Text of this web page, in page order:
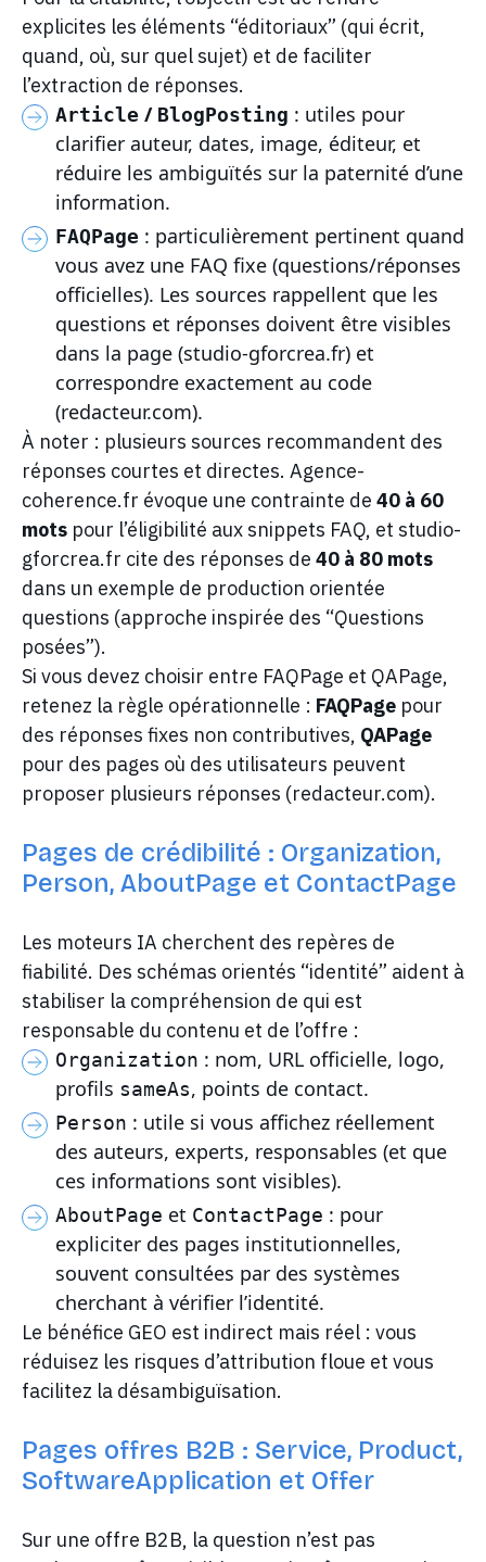
explicites les éléments “éditoriaux” (qui écrit,
quand, où, sur quel sujet) et de faciliter
l’extraction de réponses.
Article / BlogPosting : utiles pour
clarifier auteur, dates, image, éditeur, et
réduire les ambiguïtés sur la paternité d’une
information.
FAQPage : particulièrement pertinent quand
vous avez une FAQ fixe (questions/réponses
officielles). Les sources rappellent que les
questions et réponses doivent être visibles
dans la page (studio-gforcrea.fr) et
correspondre exactement au code
(redacteur.com).
À noter : plusieurs sources recommandent des
réponses courtes et directes. Agence-
coherence.fr évoque une contrainte de 40 à 60
motspour l’éligibilité aux snippets FAQ, et studio-
gforcrea.fr cite des réponses de 40 à 80 mots
dans un exemple de production orientée
questions (approche inspirée des “Questions
posées”).
Si vous devez choisir entre FAQPage et QAPage,
retenez la règle opérationnelle : FAQPagepour
des réponses fixes non contributives, QAPage
pour des pages où des utilisateurs peuvent
proposer plusieurs réponses (redacteur.com).
Pages de crédibilité : Organization,
Person, AboutPage et ContactPage
Les moteurs IA cherchent des repères de
fiabilité. Des schémas orientés “identité” aident à
stabiliser la compréhension de qui est
responsable du contenu et de l’offre :
Organization : nom, URL officielle, logo,
profils sameAs, points de contact.
Person : utile si vous affichez réellement
des auteurs, experts, responsables (et que
ces informations sont visibles).
AboutPage et ContactPage : pour
expliciter des pages institutionnelles,
souvent consultées par des systèmes
cherchant à vérifier l’identité.
Le bénéfice GEO est indirect mais réel : vous
réduisez les risques d’attribution floue et vous
facilitez la désambiguïsation.
Pages offres B2B : Service, Product,
SoftwareApplication et Offer
Sur une offre B2B, la question n’est pas